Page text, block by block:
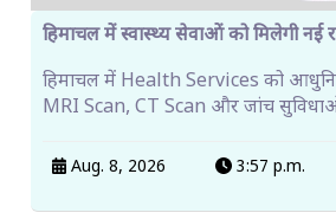
हिमाचल में स्वास्थ्य सेवाओं को मिलेगी नई
हिमाचल में Health Services को
MRI Scan, CT Scan और जांच
Aug. 8, 2026 3:57 p.m.